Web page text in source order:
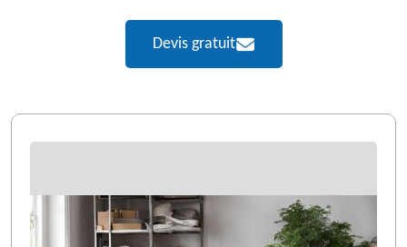
Devis gratuit